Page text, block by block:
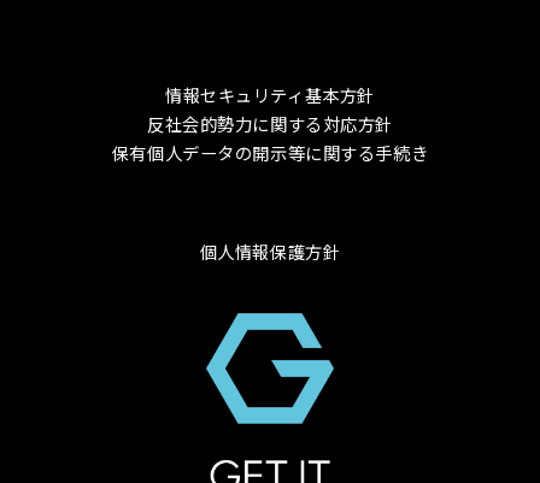
情報セキュリティ基本方針
反社会的勢力に関する対応方針
保有個人データの開示等に関する手続き
個人情報保護方針